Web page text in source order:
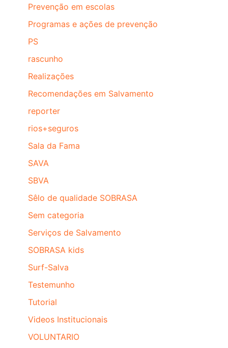
Prevenção em escolas
Programas e ações de prevenção
PS
rascunho
Realizações
Recomendações em Salvamento
reporter
rios+seguros
Sala da Fama
SAVA
SBVA
Sêlo de qualidade SOBRASA
Sem categoria
Serviços de Salvamento
SOBRASA kids
Surf-Salva
Testemunho
Tutorial
Videos Institucionais
VOLUNTARIO